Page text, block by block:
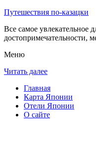
Путешествия по-казацки
Все самое увлекательное
достопримечательности,
Меню
Читать далее
Главная
Карта Японии
Отели Японии
О сайте